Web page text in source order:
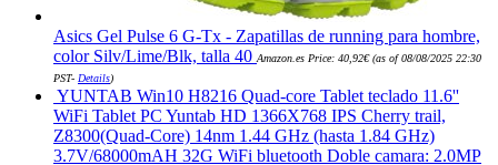
Asics Gel Pulse 6 G-Tx - Zapatillas de running para hombre,
color Silv/Lime/Blk, talla 40 Amazon.es Price: 40,92€(as of 08/08/2025 22:30
PST- Details)
YUNTAB Win10 H8216 Quad-core Tablet teclado 11.6''
WiFi Tablet PC Yuntab HD 1366X768 IPS Cherry trail,
Z8300(Quad-Core) 14nm 1.44 GHz (hasta 1.84 GHz)
3.7V/68000mAH 32G WiFi bluetooth Doble camara: 2.0MP